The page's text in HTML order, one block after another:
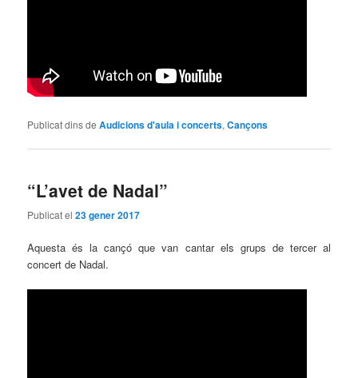
Publicat dins de Audicions d'aula i concerts,Cançons
“L’avet de Nadal”
Publicat el23 gener 2017
Aquesta és la cançó que van cantar els grups de tercer al
concert de Nadal.